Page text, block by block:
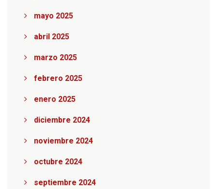
mayo 2025
abril 2025
marzo 2025
febrero 2025
enero 2025
diciembre 2024
noviembre 2024
octubre 2024
septiembre 2024